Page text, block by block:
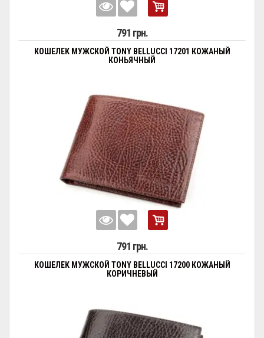
791 грн.
КОШЕЛЕК МУЖСКОЙ TONY BELLUCCI 17201 КОЖАНЫЙ
КОНЬЯЧНЫЙ
791 грн.
КОШЕЛЕК МУЖСКОЙ TONY BELLUCCI 17200 КОЖАНЫЙ
КОРИЧНЕВЫЙ